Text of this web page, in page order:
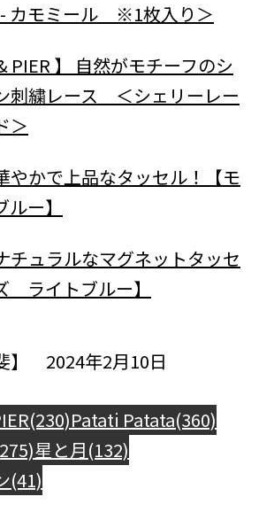
カモミール ※1枚入り＞
PIER 】 自然がモチーフのシ
刺繍レース ＜シェリーレー
＞
かで上品なタッセル！【モ
ー】
ュラルなマグネットタッセ
ライトブルー】
】 2024年2月10日
Patati Patata(360)
星と月(132)
(41)